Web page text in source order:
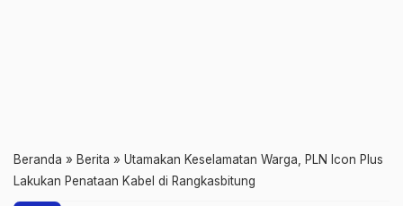
Beranda » Berita » Utamakan Keselamatan Warga, PLN Icon Plus
Lakukan Penataan Kabel di Rangkasbitung